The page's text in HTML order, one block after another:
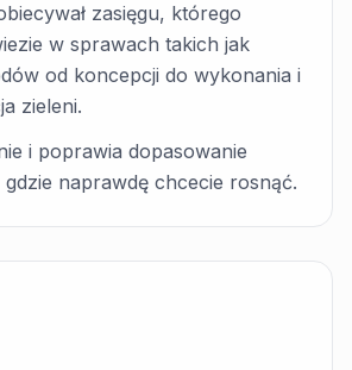
zasięgu, którego
w sprawach takich jak
od koncepcji do wykonania i
zieleni.
i poprawia dopasowanie
gdzie naprawdę chcecie rosnąć.